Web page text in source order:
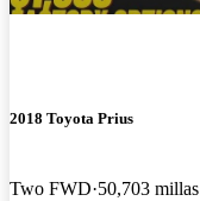
2018 Toyota Prius
Two FWD 50,703 millas